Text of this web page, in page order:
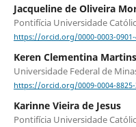
Jacqueline de Oliveira
Pontifícia Universidade
https://orcid.org/0000-0003-0901-
Keren Clementina
Universidade Federal de
https://orcid.org/0009-0004-8825-
Karinne Vieira de Jesus
Pontifícia Universidade